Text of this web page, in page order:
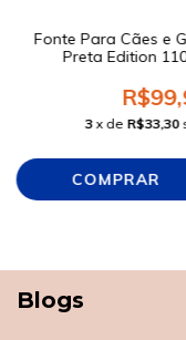
Fonte Para Cães e
Preta Edition
3 x de R$33,30
Blogs